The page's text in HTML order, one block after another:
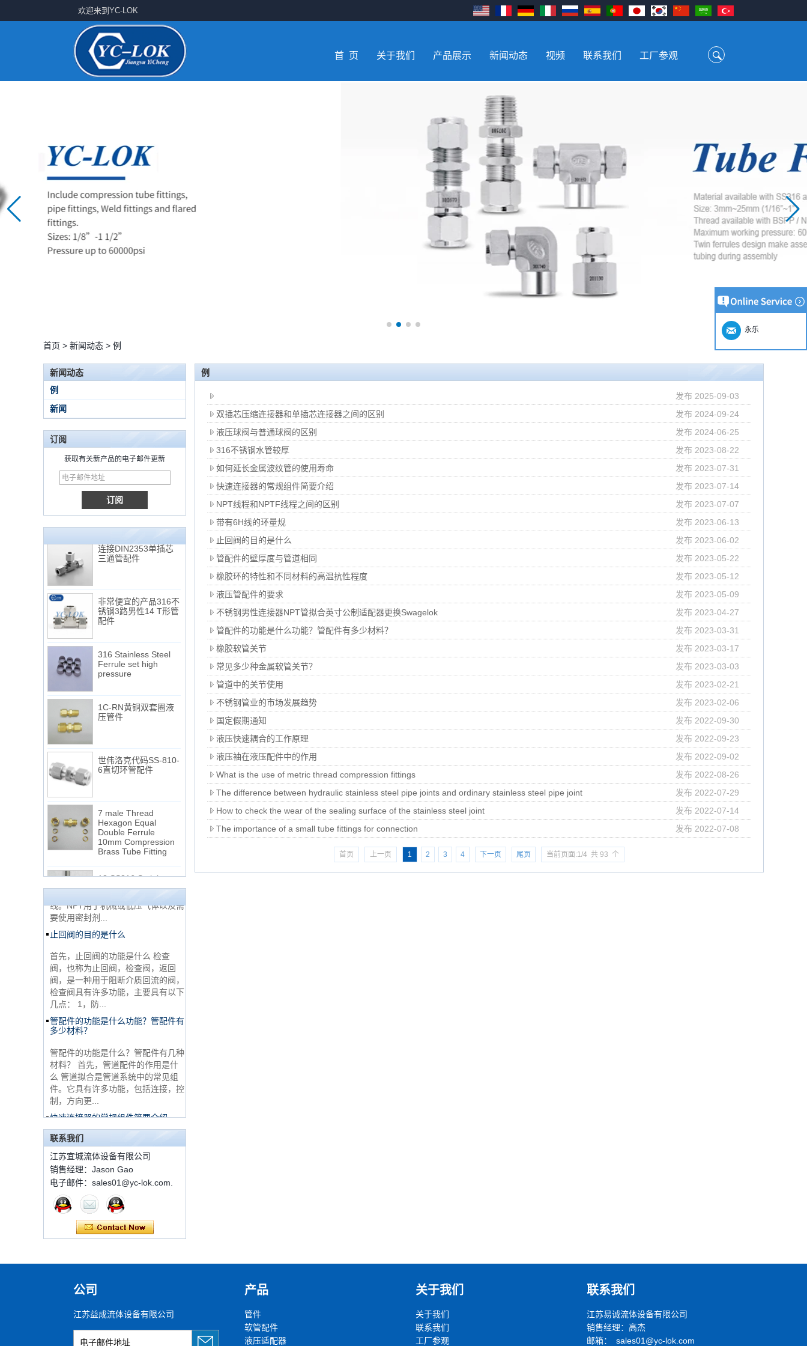
欢迎来到YC-LOK
首 页 关于我们 产品展示 新闻动态 视频 联系我们 工厂参观
首页 > 新闻动态 > 例
新闻动态
例
新闻
订阅
获取有关新产品的电子邮件更新
15 Stainless Steel
Double Ferrules Inch
Tube 12 to NPT 12
Male Connector
连接DIN2353单插芯
三通管配件
非常便宜的产品316不
锈钢3路男性14 T形管
配件
Ferrule set high
pressure
1C-RN黄铜双套圈液
压管件
世伟洛克代码SS-810-
6直切环管配件
Hexagon Equal
Double Ferrule
10mm Compression
Brass Tube Fitting
Elbow Unions Metric
15 Stainless Steel
Double Ferrules Inch
Male Connector
连接DIN2353单插芯
三通管配件
锈钢3路男性14 T形管
配件
316 Stainless Steel
压管件
世伟洛克代码SS-810-
6直切环管配件
13 SS316 Stainless
NPT线程和NPTF线程之间的区别
锥形管螺纹，用于应用，从电管和扶
手到运输气体或腐蚀性液体的高压
要使用密封剂...
止回阀的目的是什么
首先，止回阀的功能是什么 检查
阀，也称为止回阀，检查阀，返回
阀，是一种用于阻断介质回流的阀，
检查阀具有许多功能，主要具有以下
几点： 1，防...
管配件的功能是什么功能？管配件有
多少材料？
管配件的功能是什么？管配件有几种
材料？ 首先，管道配件的作用是什
么 管道拟合是管道系统中的常见组
件。它具有许多功能，包括连接，控
制，方向更...
快速连接器的常规组件简要介绍
ISO 7241 A＆B 1。申请：将用于建
筑设备，林业设备，农业机械，机油
工具，油设备钢米尔马克尼厂以及其
他苛刻的液压应用的Provendesign
带来。 2。 ...
套圈接头的安装方法
套圈接头的安装方法 1.锯一条适当
长度的无缝钢管，以去除端口上的毛
双卡套和单卡套配件的应用范围和区
双卡套和单卡套配件的应用范围和区
别 双卡套接头适用于：石油，化
工，黄金，制药，仪器仪表，机械配
联系我们
江苏宜城流体设备有限公司
销售经理：Jason Gao
电子邮件：sales01@yc-lok.com.
例
发布 2025-09-03
发布 2024-09-24
双插芯压缩连接器和单插芯连接器之间的区别
发布 2024-06-25
液压球阀与普通球阀的区别
发布 2023-08-22
316不锈钢水管较厚
发布 2023-07-31
如何延长金属波纹管的使用寿命
发布 2023-07-14
快速连接器的常规组件简要介绍
发布 2023-07-07
NPT线程和NPTF线程之间的区别
发布 2023-06-13
带有6H线的环量规
发布 2023-06-02
止回阀的目的是什么
发布 2023-05-22
管配件的壁厚度与管道相同
发布 2023-05-12
橡胶环的特性和不同材料的高温抗性程度
发布 2023-05-09
液压管配件的要求
发布 2023-04-27
不锈钢男性连接器NPT管拟合英寸公制适配器更换Swagelok
发布 2023-03-31
管配件的功能是什么功能？管配件有多少材料？
发布 2023-03-17
橡胶软管关节
发布 2023-03-03
常见多少种金属软管关节？
发布 2023-02-21
管道中的关节使用
发布 2023-02-06
不锈钢管业的市场发展趋势
发布 2022-09-30
国定假期通知
发布 2022-09-23
液压快速耦合的工作原理
发布 2022-09-02
液压袖在液压配件中的作用
发布 2022-08-26
What is the use of metric thread compression fittings
发布 2022-07-29
The difference between hydraulic stainless steel pipe joints and ordinary stainless steel pipe joint
发布 2022-07-14
How to check the wear of the sealing surface of the stainless steel joint
发布 2022-07-08
The importance of a small tube fittings for connection
首页 上一页 1 2 3 4 下一页 尾页 当前页面:1/4 共 93 个
公司
江苏益成流体设备有限公司
产品
管件
软管配件
液压适配器
关于我们
关于我们
联系我们
工厂参观
联系我们
江苏易诚流体设备有限公司
销售经理：高杰
邮箱： sales01@yc-lok.com
永乐